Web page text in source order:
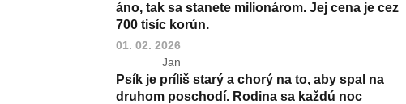
áno, tak sa stanete milionárom. Jej cena je cez
700 tisíc korún.
01. 02. 2026
Jan
Psík je príliš starý a chorý na to, aby spal na
druhom poschodí. Rodina sa každú noc